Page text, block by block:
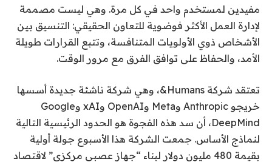
مفيدين لمستخدم واحد في كل مرة. وهي ليست مصممة
لإدارة العمل الأكثر فوضوية للتعاون الحقيقي: التنسيق بين
الأشخاص ذوي الأولويات المتنافسة، وتتبع القرارات طويلة
الأمد، والحفاظ على توافق الفرق مع مرور الوقت.
تعتقد شركة Humans&، وهي شركة ناشئة جديدة أسسها
خريجو Anthropic وMeta وOpenAI وxAI وGoogle
DeepMind، أن سد هذه الفجوة هو الحدود الرئيسية التالية
لنماذج الأساس. جمعت الشركة هذا الأسبوع جولة أولية
بقيمة 480 مليون دولار لبناء “جهاز عصبي مركزي” لاقتصاد